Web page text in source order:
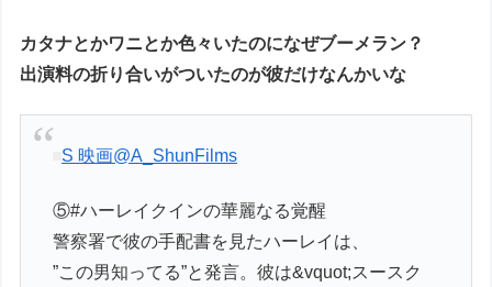
カタナとかワニとか色々いたのになぜブーメラン？
出演料の折り合いがついたのが彼だけなんかいな
S 映画@A_ShunFilms
⑤#ハーレイクインの華麗なる覚醒
警察署で彼の手配書を見たハーレイは、
”この男知ってる”と発言。彼は&vquot;スースク